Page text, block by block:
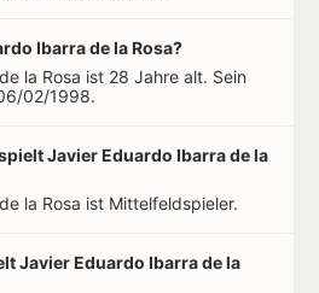
Ibarra de la Rosa?
la Rosa ist 28 Jahre alt. Sein
02/1998.
Javier Eduardo Ibarra de la
la Rosa ist Mittelfeldspieler.
Javier Eduardo Ibarra de la